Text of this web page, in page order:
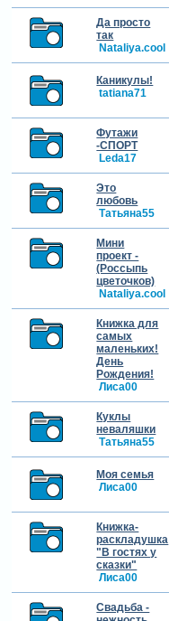
Да просто
так
Nataliya.cool
Каникулы!
tatiana71
Футажи
-СПОРТ
Leda17
Это
любовь
Татьяна55
Мини
проект -
(Россыпь
цветочков)
Nataliya.cool
Книжка для
самых
маленьких!
День
Рождения!
Лиса00
Куклы
неваляшки
Татьяна55
Моя семья
Лиса00
Книжка-
раскладушка
"В гостях у
сказки"
Лиса00
Свадьба -